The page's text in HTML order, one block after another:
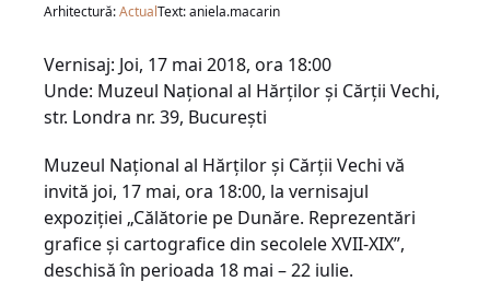
Arhitectură:ActualText: aniela.macarin
Vernisaj: Joi, 17 mai 2018, ora 18:00
Unde: Muzeul Național al Hărților și Cărții Vechi,
str. Londra nr. 39, București
Muzeul Național al Hărților și Cărții Vechi vă
invită joi, 17 mai, ora 18:00, la vernisajul
expoziţiei „Călătorie pe Dunăre. Reprezentări
grafice şi cartografice din secolele XVII-XIX”,
deschisă în perioada 18 mai – 22 iulie.